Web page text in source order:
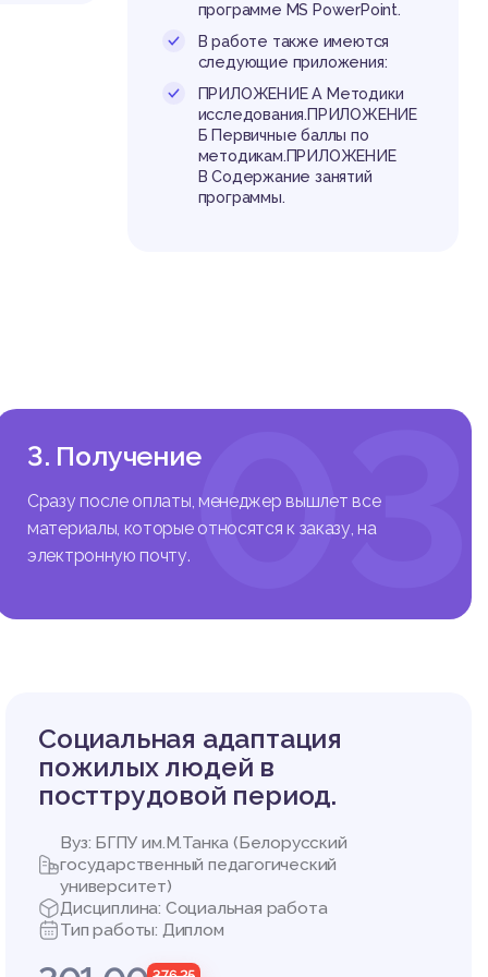
о
прово
сист
сдерж
в
во
ж
п
- восп
программе MS PowerPoint.
В работе также имеются
следующие приложения:
ПРИЛОЖЕНИЕ А Методики
исследования.ПРИЛОЖЕНИЕ
Б Первичные баллы по
методикам.ПРИЛОЖЕНИЕ
В Содержание занятий
программы.
03
3. Получение
Сразу после оплаты, менеджер вышлет все
материалы, которые относятся к заказу, на
электронную почту.
Социальная адаптация
пожилых людей в
посттрудовой период.
Вуз: БГПУ им.М.Танка (Белорусский
государственный педагогический
университет)
Дисциплина: Социальная работа
Тип работы: Диплом